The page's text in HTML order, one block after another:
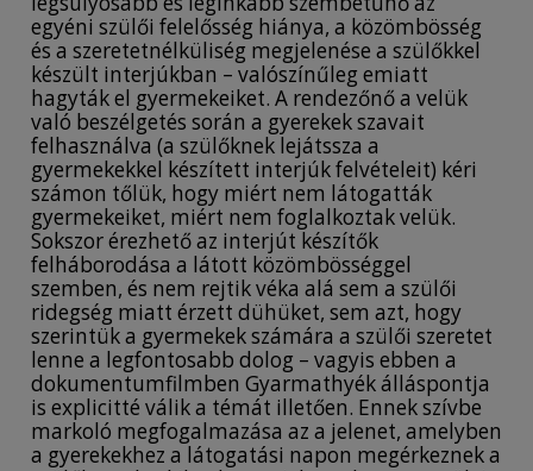
egyéni szülői felelősség hiánya, a közömbösség
és a szeretetnélküliség megjelenése a szülőkkel
készült interjúkban – valószínűleg emiatt
hagyták el gyermekeiket. A rendezőnő a velük
való beszélgetés során a gyerekek szavait
felhasználva (a szülőknek lejátssza a
gyermekekkel készített interjúk felvételeit) kéri
számon tőlük, hogy miért nem látogatták
gyermekeiket, miért nem foglalkoztak velük.
Sokszor érezhető az interjút készítők
felháborodása a látott közömbösséggel
szemben, és nem rejtik véka alá sem a szülői
ridegség miatt érzett dühüket, sem azt, hogy
szerintük a gyermekek számára a szülői szeretet
lenne a legfontosabb dolog – vagyis ebben a
dokumentumfilmben Gyarmathyék álláspontja
is explicitté válik a témát illetően. Ennek szívbe
markoló megfogalmazása az a jelenet, amelyben
a gyerekekhez a látogatási napon megérkeznek a